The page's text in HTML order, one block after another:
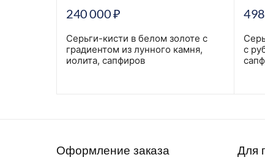
240 000₽
Серьги-кисти в белом золоте с
градиентом из лунного камня,
иолита, сапфиров
с
Оформление заказа Для